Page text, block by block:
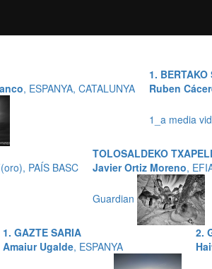
, ESPANYA, CATALUNYA
1. BERTAKO
Ruben
1_a media
PAÍS BASC
TOLOSALDEKO
Javier Ortiz Moreno,
Guardian
1. GAZTE SARIA
Amaiur Ugalde, ESPANYA
2.